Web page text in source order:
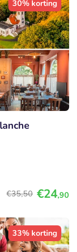
30% korting
€35,50 €24,90
33% korting